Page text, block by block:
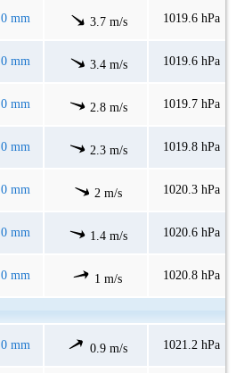
0 mm 3.7 m/s 1019.6 hPa
0 mm 3.4 m/s 1019.6 hPa
0 mm 2.8 m/s 1019.7 hPa
0 mm 2.3 m/s 1019.8 hPa
0 mm 2 m/s 1020.3 hPa
0 mm 1.4 m/s 1020.6 hPa
0 mm 1 m/s 1020.8 hPa
0 mm 0.9 m/s 1021.2 hPa